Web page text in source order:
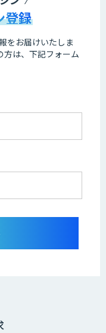
登録
をお届けいたしま
方は、下記フォーム